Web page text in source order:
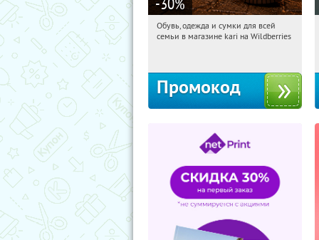
10:36:12 Получили:
Обувь, одежда и сумки для всей
семьи в магазине kari на Wildberries
Промокод